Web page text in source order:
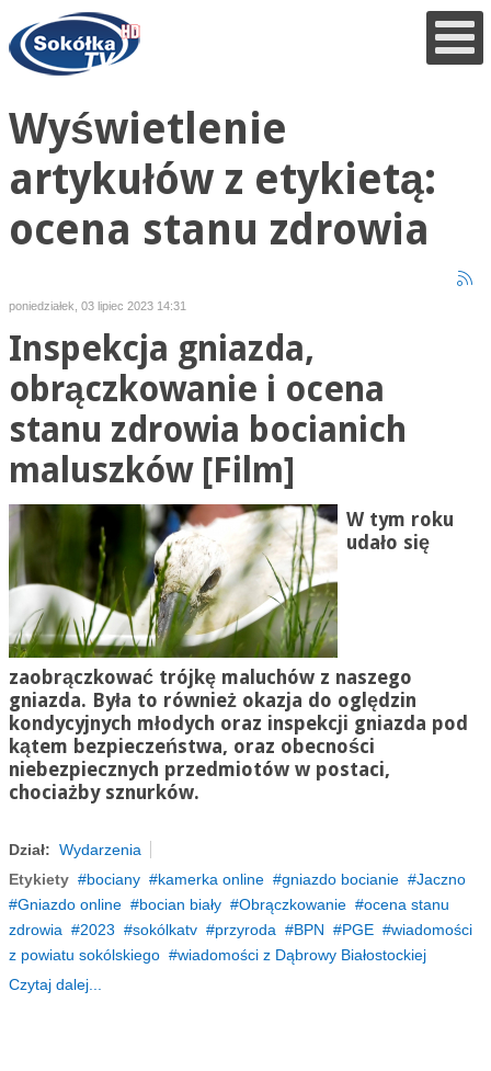
Wyświetlenie
artykułów z etykietą:
ocena stanu zdrowia
poniedziałek, 03 lipiec 2023 14:31
Inspekcja gniazda,
obrączkowanie i ocena
stanu zdrowia bocianich
maluszków [Film]
W tym roku
udało się
zaobrączkować trójkę maluchów z naszego
gniazda. Była to również okazja do oględzin
kondycyjnych młodych oraz inspekcji gniazda pod
kątem bezpieczeństwa, oraz obecności
niebezpiecznych przedmiotów w postaci,
chociażby sznurków.
Dział: Wydarzenia
Etykiety
bociany kamerka online gniazdo bocianie
Jaczno
Gniazdo online
bocian biały Obrączkowanie
ocena stanu
zdrowia
2023 sokólkatv przyroda BPN PGE
wiadomości
z powiatu sokólskiego
wiadomości z Dąbrowy Białostockiej
Czytaj dalej...